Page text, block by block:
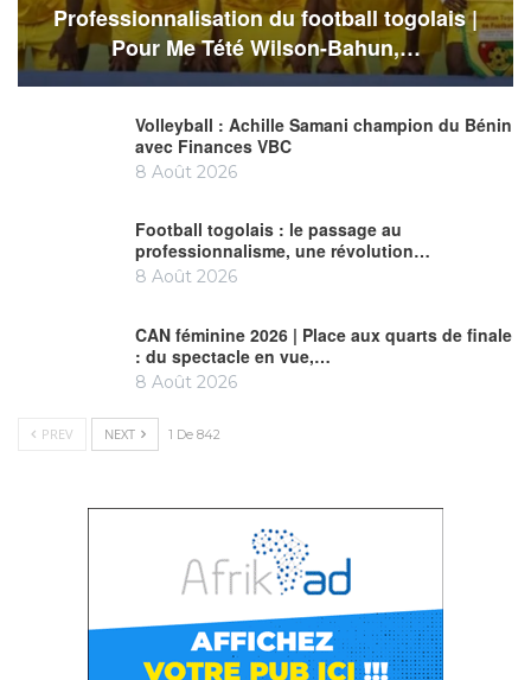
Professionnalisation du football togolais |
Pour Me Tété Wilson-Bahun,…
Volleyball : Achille Samani champion du Bénin
avec Finances VBC
8 Août 2026
Football togolais : le passage au
professionnalisme, une révolution…
8 Août 2026
CAN féminine 2026 | Place aux quarts de finale
: du spectacle en vue,…
8 Août 2026
PREV NEXT 1 De 842